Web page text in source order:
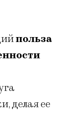
польза
делая ее